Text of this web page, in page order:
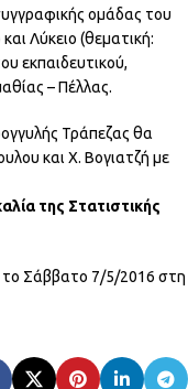
ομάδας του
Λύκειο (θεματική:
εκπαιδευτικού,
– Πέλλας.
Τράπεζας θα
και Χ. Βογιατζή με
της Στατιστικής
το Σάββατο 7/5/2016 στη